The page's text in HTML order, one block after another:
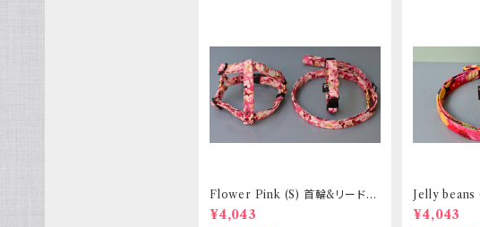
Flower Pink (S) 首輪&リードセ
ット _ 小型犬・小柄な中型犬向き
_ フントヒュッテオリジナル
¥4,043
Jelly beans
ト _ 小型犬
フントヒュッ
¥4,043